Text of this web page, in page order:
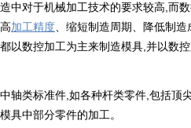
中对于机械加工技术的要求较高,而
加工精度、缩短制造周期、降低制
以数控加工为主来制造模具,并以数
轴类标准件,如各种杆类零件,包括
具中部分零件的加工。